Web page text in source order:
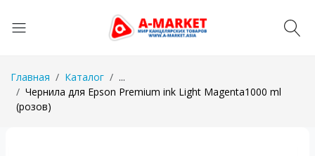
Главная Каталог
...
Чернила для Epson Premium ink Light Magenta1000 ml
(розов)